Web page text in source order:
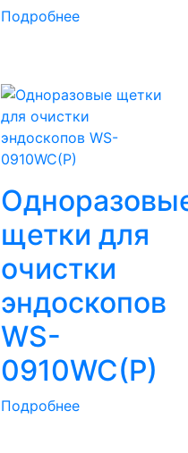
Подробнее
щетки для
очистки
эндоскопов
WS-
0910WC(P)
Подробнее